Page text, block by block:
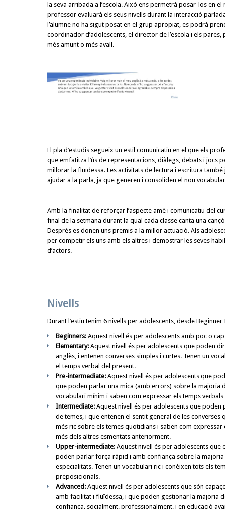
la seva arribada a l’escola. Això ens permetrà posar-los en
professor evaluarà els seus nivells durant la interacció
l’alumne no ha sigut posat en el grup apropiat, es podrà
coordinador d’adolescents, el director de l’escola i els pares,
més amunt o més avall.
El pla d’estudis segueix un estil comunicatiu en el que els
que emfatitza l’ús de representacions, diàlegs, debats i jocs
millorar la fluïdessa. Les activitats de lectura i escritura
ajudar a la parla, ja que generen i consoliden el nou
Amb la finalitat de reforçar l’aspecte amè i comunicatiu del
final de la setmana durant la qual cada classe canta una
Després es donen uns premis a la millor actuació. Als
per competir els uns amb els altres i demostrar les seves
d’actors.
Nivells
Durant l’estiu tenim 6 nivells per adolescents, desde Beginner
Beginners: Aquest nivell és per adolescents amb poc o cap
Elementary: Aquest nivell és per adolescents que poden
anglès, i entenen converses simples i curtes. Tenen un
el temps verbal del present.
Pre-intermediate: Aquest nivell és per adolescents que
que poden parlar una mica (amb errors) sobre la majoria
vocabulari mínim i saben com expressar els temps
Intermediate: Aquest nivell és per adolescents que
de temes, i que entenen el sentit general de les converses
més ric sobre els temes quotidians i saben com
més dels altres esmentats anteriorment.
Upper-intermediate: Aquest nivell és per adolescents
poden parlar força ràpid i amb confiança sobre la majoria
especialitats. Tenen un vocabulari ric i conèixen tots els
preposicionals.
Advanced: Aquest nivell és per adolescents que són
amb facilitat i fluïdessa, i que poden gestionar la majoria
confiança, socialment, professionalment, i en educació